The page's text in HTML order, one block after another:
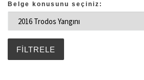
Belge konusunu seçiniz: